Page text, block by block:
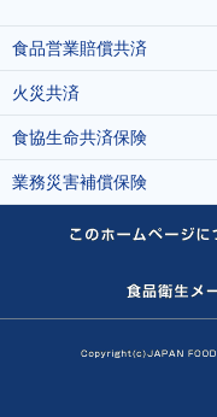
食品営業賠償共済
火災共済
食協生命共済保険
業務災害補償保険